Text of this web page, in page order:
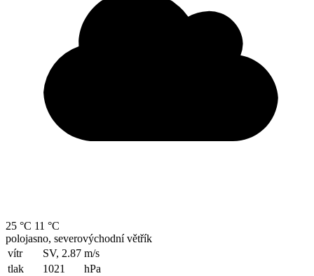
25 °C 11 °C
polojasno, severovýchodní větřík
vítr
SV, 2.87 m/s
tlak
1021
hPa